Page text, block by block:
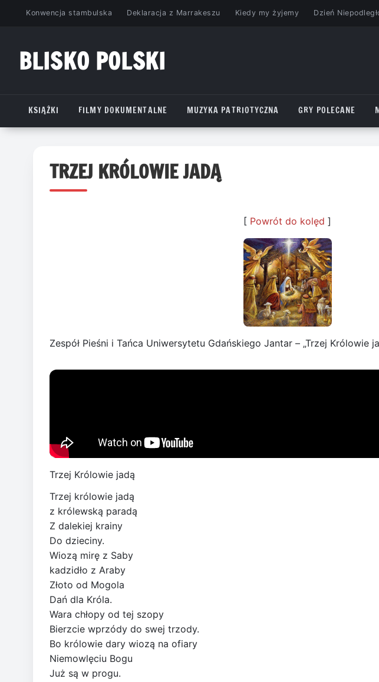
PrzejdźKonwencja stambulska Deklaracja z Marrakeszu Kiedy my żyjemy Dzień
BLISKO POLSKI
KSIĄŻKI
FILMY DOKUMENTALNE MUZYKA PATRIOTYCZNA GRY POLECANE
TRZEJ KRÓLOWIE JADĄ
[ Powrót do kolęd ]
Zespół Pieśni i Tańca Uniwersytetu Gdańskiego Jantar – „Trzej Królowie
Trzej Królowie jadą
Trzej królowie jadą
z królewską paradą
Z dalekiej krainy
Do dzieciny.
Wiozą mirę z Saby
kadzidło z Araby
Złoto od Mogola
Dań dla Króla.
Wara chłopy od tej szopy
Bierzcie wprzódy do swej trzody.
Bo królowie dary wiozą na ofiary
Niemowlęciu Bogu
Już są w progu.